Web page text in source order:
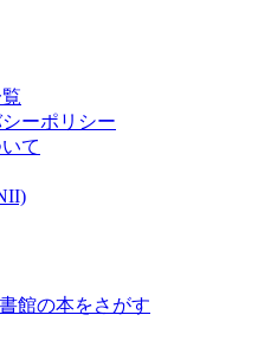
ーポリシー
て
館の本をさがす